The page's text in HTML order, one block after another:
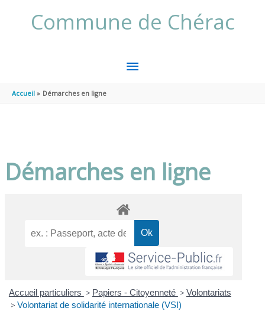
Commune de Chérac
MENU
Accueil Démarches en ligne
Démarches en ligne
Accueil particuliers > Papiers - Citoyenneté > Volontariats
> Volontariat de solidarité internationale (VSI)